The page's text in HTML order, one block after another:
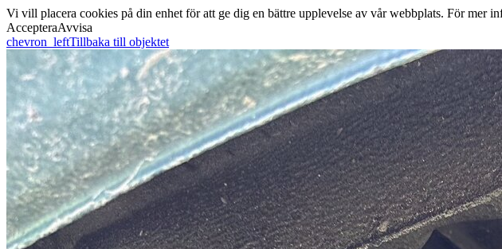
Vi vill placera cookies på din enhet för att ge dig en bättre upplevelse av vår webbplats. För mer
AccepteraAvvisa
chevron_leftTillbaka till objektet